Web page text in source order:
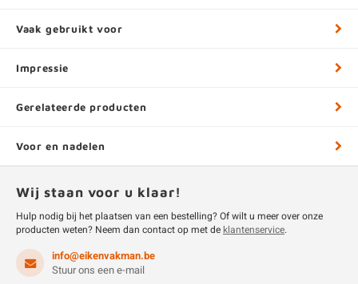
Vaak gebruikt voor
Impressie
Gerelateerde producten
Voor en nadelen
Wij staan voor u klaar!
Hulp nodig bij het plaatsen van een bestelling? Of wilt u meer over onze
producten weten? Neem dan contact op met deklantenservice.
info@eikenvakman.be
Stuur ons een e-mail